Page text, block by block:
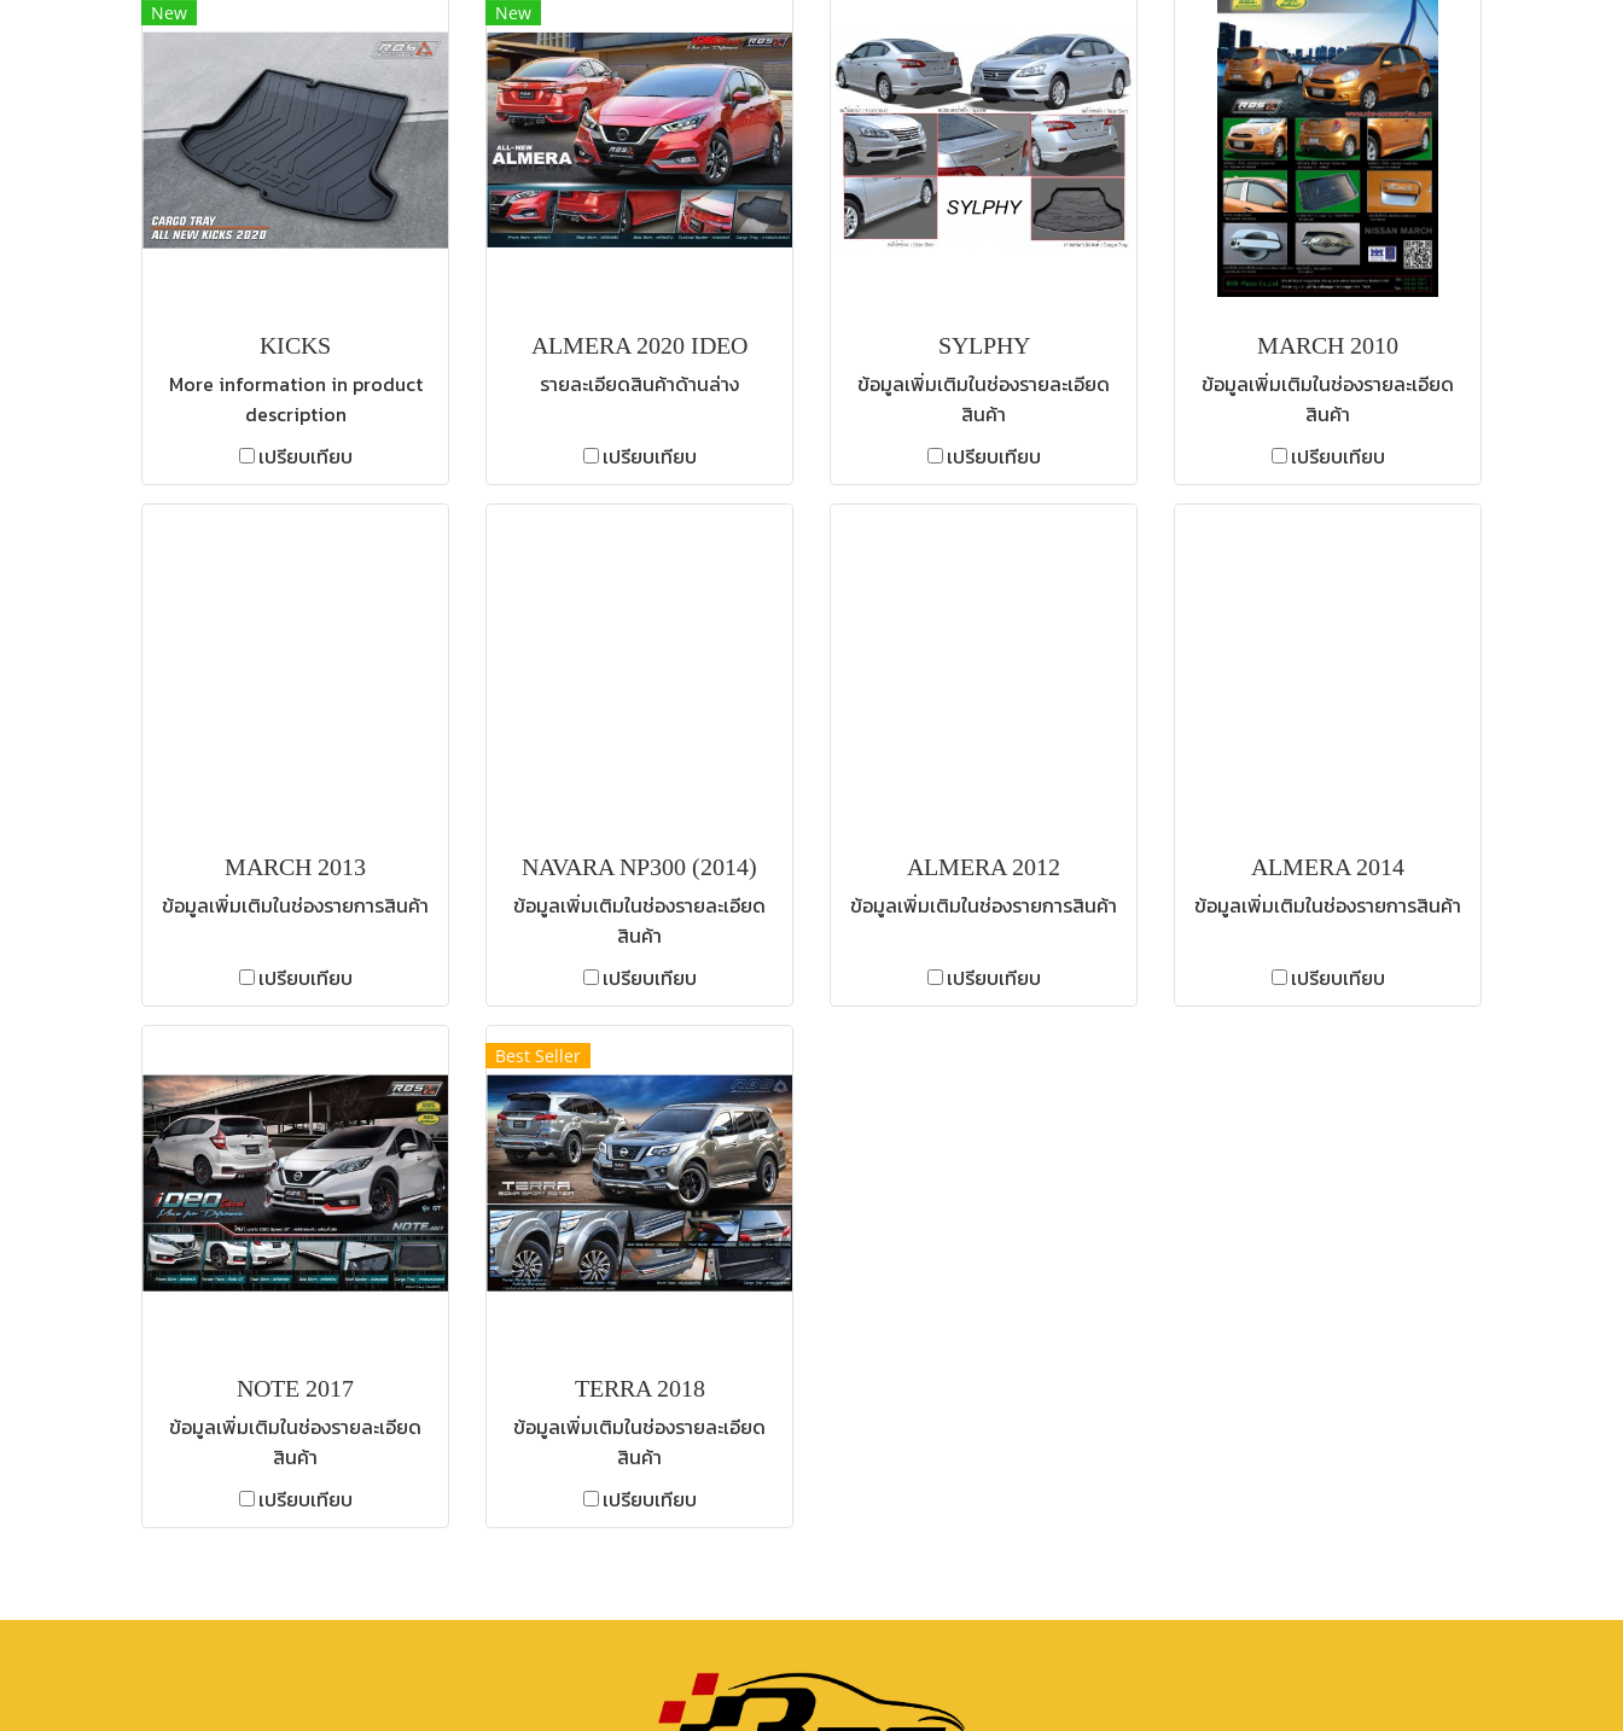
New
KICKS
More information in product
description
เปรียบเทียบ
New
ALMERA 2020 IDEO
รายละเอียดสินค้าด้านล่าง
เปรียบเทียบ
SYLPHY
ข้อมูลเพิ่มเติมในช่องรายละเอียด
สินค้า
เปรียบเทียบ
MARCH 2010
ข้อมูลเพิ่มเติมในช่องรายละเอียด
สินค้า
เปรียบเทียบ
MARCH 2013
ข้อมูลเพิ่มเติมในช่องรายการสินค้า
เปรียบเทียบ
NAVARA NP300 (2014)
ข้อมูลเพิ่มเติมในช่องรายละเอียด
สินค้า
เปรียบเทียบ
ALMERA 2012
ข้อมูลเพิ่มเติมในช่องรายการสินค้า
เปรียบเทียบ
ALMERA 2014
ข้อมูลเพิ่มเติมในช่องรายการสินค้า
เปรียบเทียบ
NOTE 2017
ข้อมูลเพิ่มเติมในช่องรายละเอียด
สินค้า
เปรียบเทียบ
Best Seller
TERRA 2018
ข้อมูลเพิ่มเติมในช่องรายละเอียด
สินค้า
เปรียบเทียบ